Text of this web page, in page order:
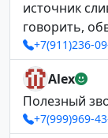
источник
говорить,
+7(911)236-
Alex
Полезный
+7(999)969-